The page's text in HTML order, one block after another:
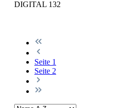
DIGITAL 132
Seite 1
Seite 2